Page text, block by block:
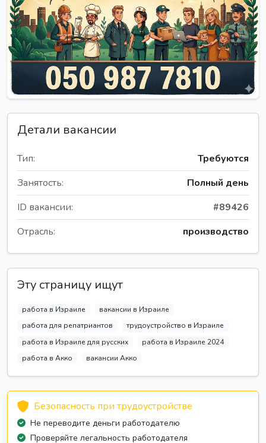
Детали вакансии
Тип:
Требуются
Занятость:
Полный день
ID вакансии:
#89426
Отрасль:
производство
Эту страницу ищут
работа в Израиле
вакансии в Израиле
работа для репатриантов
трудоустройство в Израиле
работа в Израиле для русских
работа в Израиле 2024
работа в Акко
вакансии Акко
Безопасность при трудоустройстве
Не переводите деньги работодателю
Проверяйте легальность работодателя